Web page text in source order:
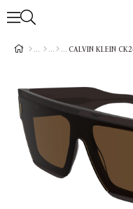
CALVIN KLEIN